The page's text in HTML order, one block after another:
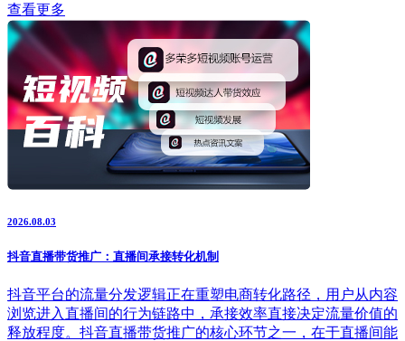
查看更多
2026.08.03
抖音直播带货推广：直播间承接转化机制
抖音平台的流量分发逻辑正在重塑电商转化路径，用户从内容
浏览进入直播间的行为链路中，承接效率直接决定流量价值的
释放程度。抖音直播带货推广的核心环节之一，在于直播间能